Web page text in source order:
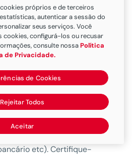
tomar a decisão
você pode gastar:
a compra, você
quanto estará disposto
Você deve ter
aproximada de
será financiada (por
da concessionária de
de crédito, do
etc). Certifique-
cookies próprios e de terceiros
autenticar a sessão do
seus serviços. Você
cookies, configurá-los ou recusar
consulte nossaPolítica
de Privacidade.
de Cookies
Rejeitar Todos
Aceitar